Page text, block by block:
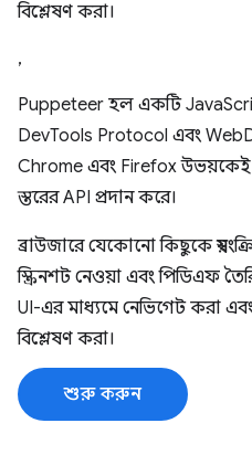
বিশ্লেষণ করা।
,
Puppeteer হল একটি
DevTools Protocol এবং
Chrome এবং Firefox উভয়কেই
স্তরের API প্রদান করে।
ব্রাউজারে যেকোনো কিছুকে
স্ক্রিনশট নেওয়া এবং পিডিএফ
UI-এর মাধ্যমে নেভিগেট করা
বিশ্লেষণ করা।
শুরু করুন